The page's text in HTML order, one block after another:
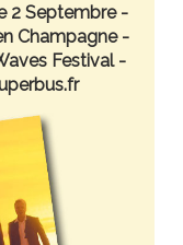
2 Septembre -
Champagne -
Festival -